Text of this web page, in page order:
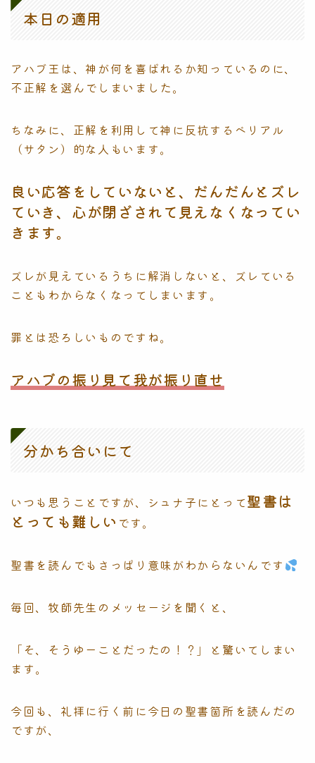
本日の適用
アハブ王は、神が何を喜ばれるか知っているのに、
不正解を選んでしまいました。
ちなみに、正解を利用して神に反抗するベリアル
（サタン）的な人もいます。
良い応答をしていないと、だんだんとズレ
ていき、心が閉ざされて見えなくなってい
きます。
ズレが見えているうちに解消しないと、ズレている
こともわからなくなってしまいます。
罪とは恐ろしいものですね。
アハブの振り見て我が振り直せ
分かち合いにて
いつも思うことですが、シュナ子にとって聖書は
とっても難しい です。
聖書を読んでもさっぱり意味がわからないんです
毎回、牧師先生のメッセージを聞くと、
「そ、そうゆーことだったの！？」と驚いてしまい
ます。
今回も、礼拝に行く前に今日の聖書箇所を読んだの
ですが、